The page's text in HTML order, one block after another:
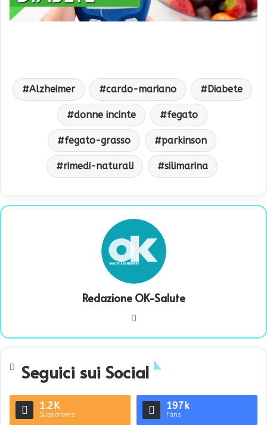
Alzheimer cardo-mariano Diabete
donne incinte fegato
fegato-grasso parkinson
rimedi-naturali silimarina
Redazione OK-Salute
te
Seguici sui Social
1.2K
Subscribers
197k
Fans